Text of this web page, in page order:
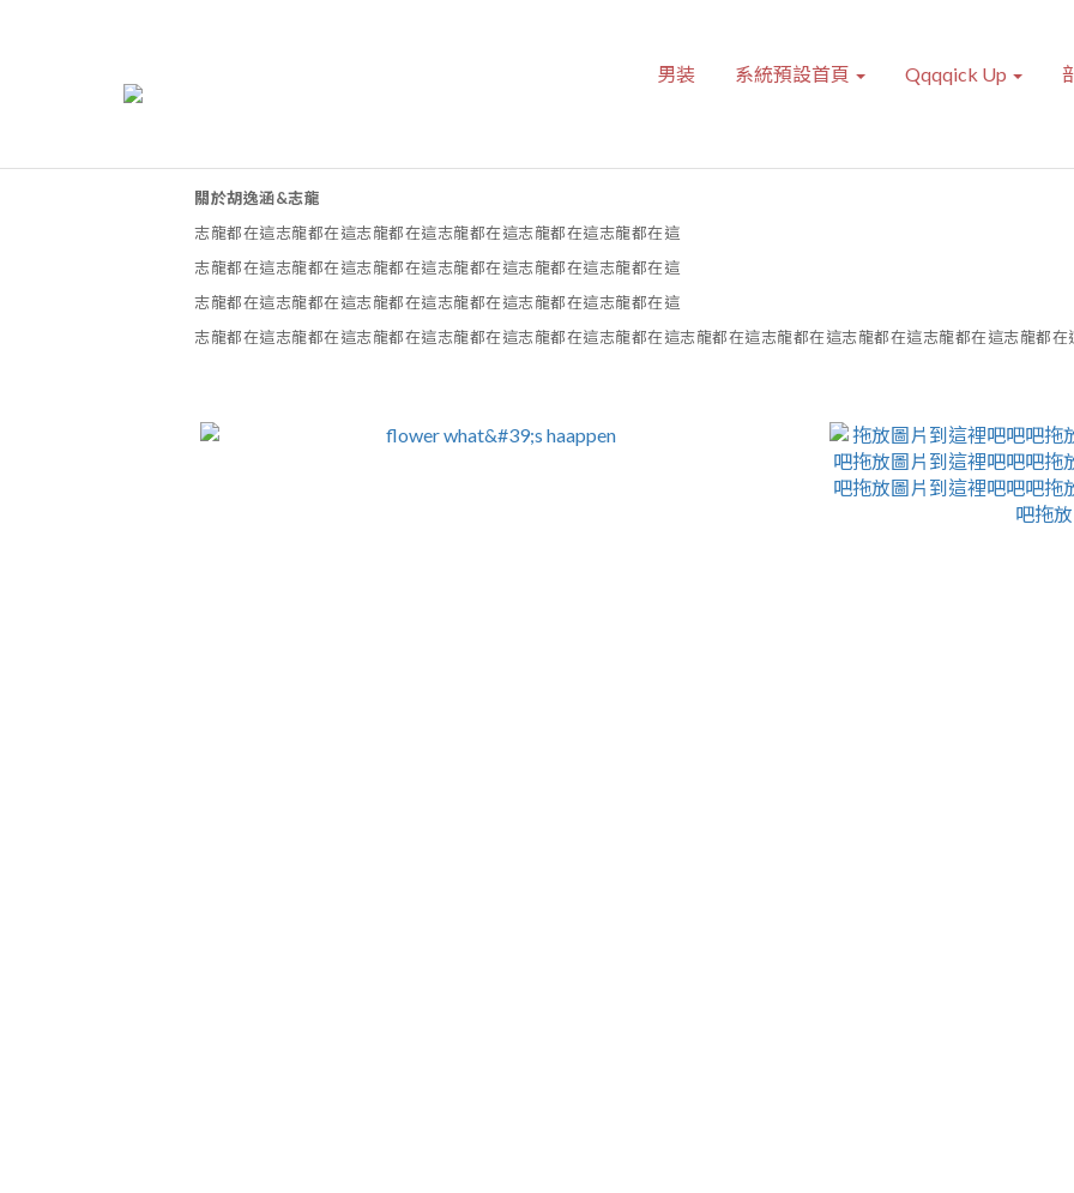
男装 系統預設首頁 Qqqqick Up
關於胡逸涵&志龍
志龍都在這志龍都在這志龍都在這志龍都在這志龍都在這志龍都在這
志龍都在這志龍都在這志龍都在這志龍都在這志龍都在這志龍都在這
志龍都在這志龍都在這志龍都在這志龍都在這志龍都在這志龍都在這
志龍都在這志龍都在這志龍都在這志龍都在這志龍都在這志龍都在這志龍都在這志龍都在這志龍都在這志龍都在這志龍都在